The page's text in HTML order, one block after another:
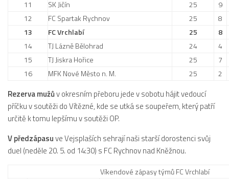
2019/20
2018/19
2014/15
2015/16
2016/17
Vzkazy
B tým
Zápasy MB 2026/27
11
SK Jičín 25 9
12
FC Spartak Rychnov 25 8
13
FC Vrchlabí 25 8
14
TJ Lázně Bělohrad 24 4
15
TJ Jiskra Hořice 25 7
16
MFK Nové Město n. M. 25 2
Rezerva mužův okresním přeboru jede v sobotu hájit vedoucí
příčku v soutěži do Vítězné, kde se utká se soupeřem, který patří
určitě k tomu lepšímu v soutěži OP.
V předzápasuve Vejsplaších sehrají naši starší dorostenci svůj
duel (neděle 20. 5. od 14:30) s FC Rychnov nad Kněžnou.
Víkendové zápasy týmů FC Vrchlabí